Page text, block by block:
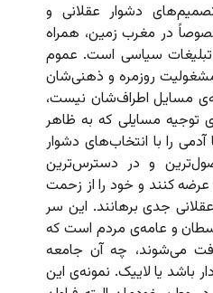
دشوار عقلانی و
در مغرب زمین، همراه
تبلیغات سیاسی است. عموم
روزمره و ذهنی‌شان
مسایل اطراف‌شان نیست،
توجیه مسایلی که به ظاهر
را با انتخاب‌های دشوار
و در دسترس‌ترین
کنند و خود را از زحمت
جدی برهانند. این سر
و عامه‌ی مردم است که
می‌شوند، چه آن جامعه
باشد یا لاییک. نمونه‌ی این